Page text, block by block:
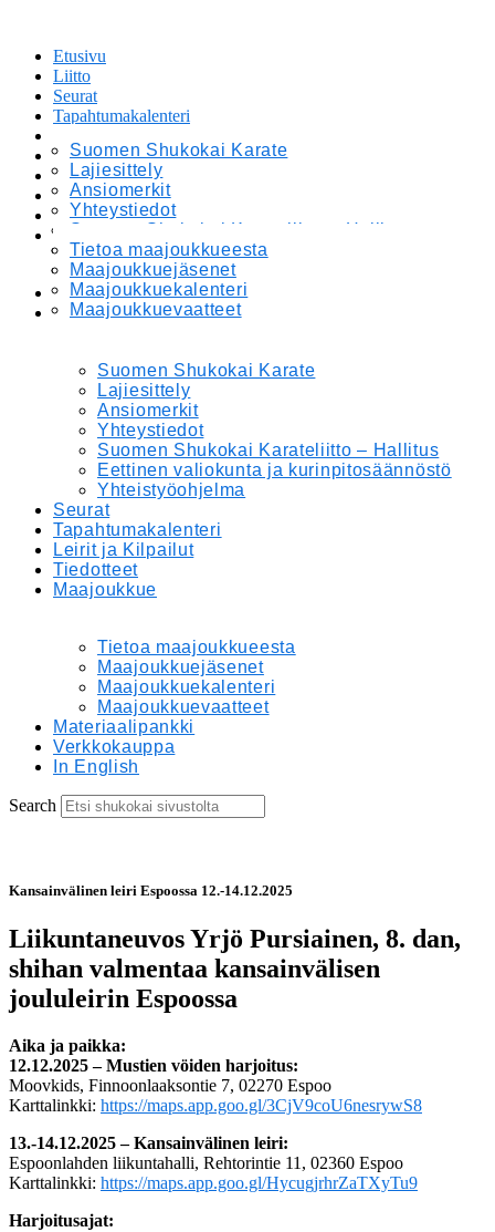
Etusivu
Liitto
Suomen Shukokai Karate
Lajiesittely
Ansiomerkit
Yhteystiedot
Suomen Shukokai Karateliitto – Hallitus
Eettinen valiokunta ja kurinpitosäännöstö
Yhteistyöohjelma
Seurat
Tapahtumakalenteri
Tiedotteet
Maajoukkue
Tietoa maajoukkueesta
Maajoukkuejäsenet
Maajoukkuekalenteri
Maajoukkuevaatteet
Materiaalipankki
Verkkokauppa
Etusivu
Liitto
Suomen Shukokai Karate
Lajiesittely
Ansiomerkit
Yhteystiedot
Suomen Shukokai Karateliitto – Hallitus
Eettinen valiokunta ja kurinpitosäännöstö
Yhteistyöohjelma
Seurat
Tapahtumakalenteri
Leirit ja Kilpailut
Tiedotteet
Maajoukkue
Tietoa maajoukkueesta
Maajoukkuejäsenet
Maajoukkuekalenteri
Maajoukkuevaatteet
Materiaalipankki
Verkkokauppa
In English
Search
Kansainvälinen leiri Espoossa 12.-14.12.2025
Liikuntaneuvos Yrjö Pursiainen, 8. dan,
shihan valmentaa kansainvälisen
joululeirin Espoossa
Aika ja paikka:
12.12.2025 – Mustien vöiden harjoitus:
Moovkids, Finnoonlaaksontie 7, 02270 Espoo
Karttalinkki: https://maps.app.goo.gl/3CjV9coU6nesrywS8
13.-14.12.2025 – Kansainvälinen leiri:
Espoonlahden liikuntahalli, Rehtorintie 11, 02360 Espoo
Karttalinkki: https://maps.app.goo.gl/HycugjrhrZaTXyTu9
Harjoitusajat: